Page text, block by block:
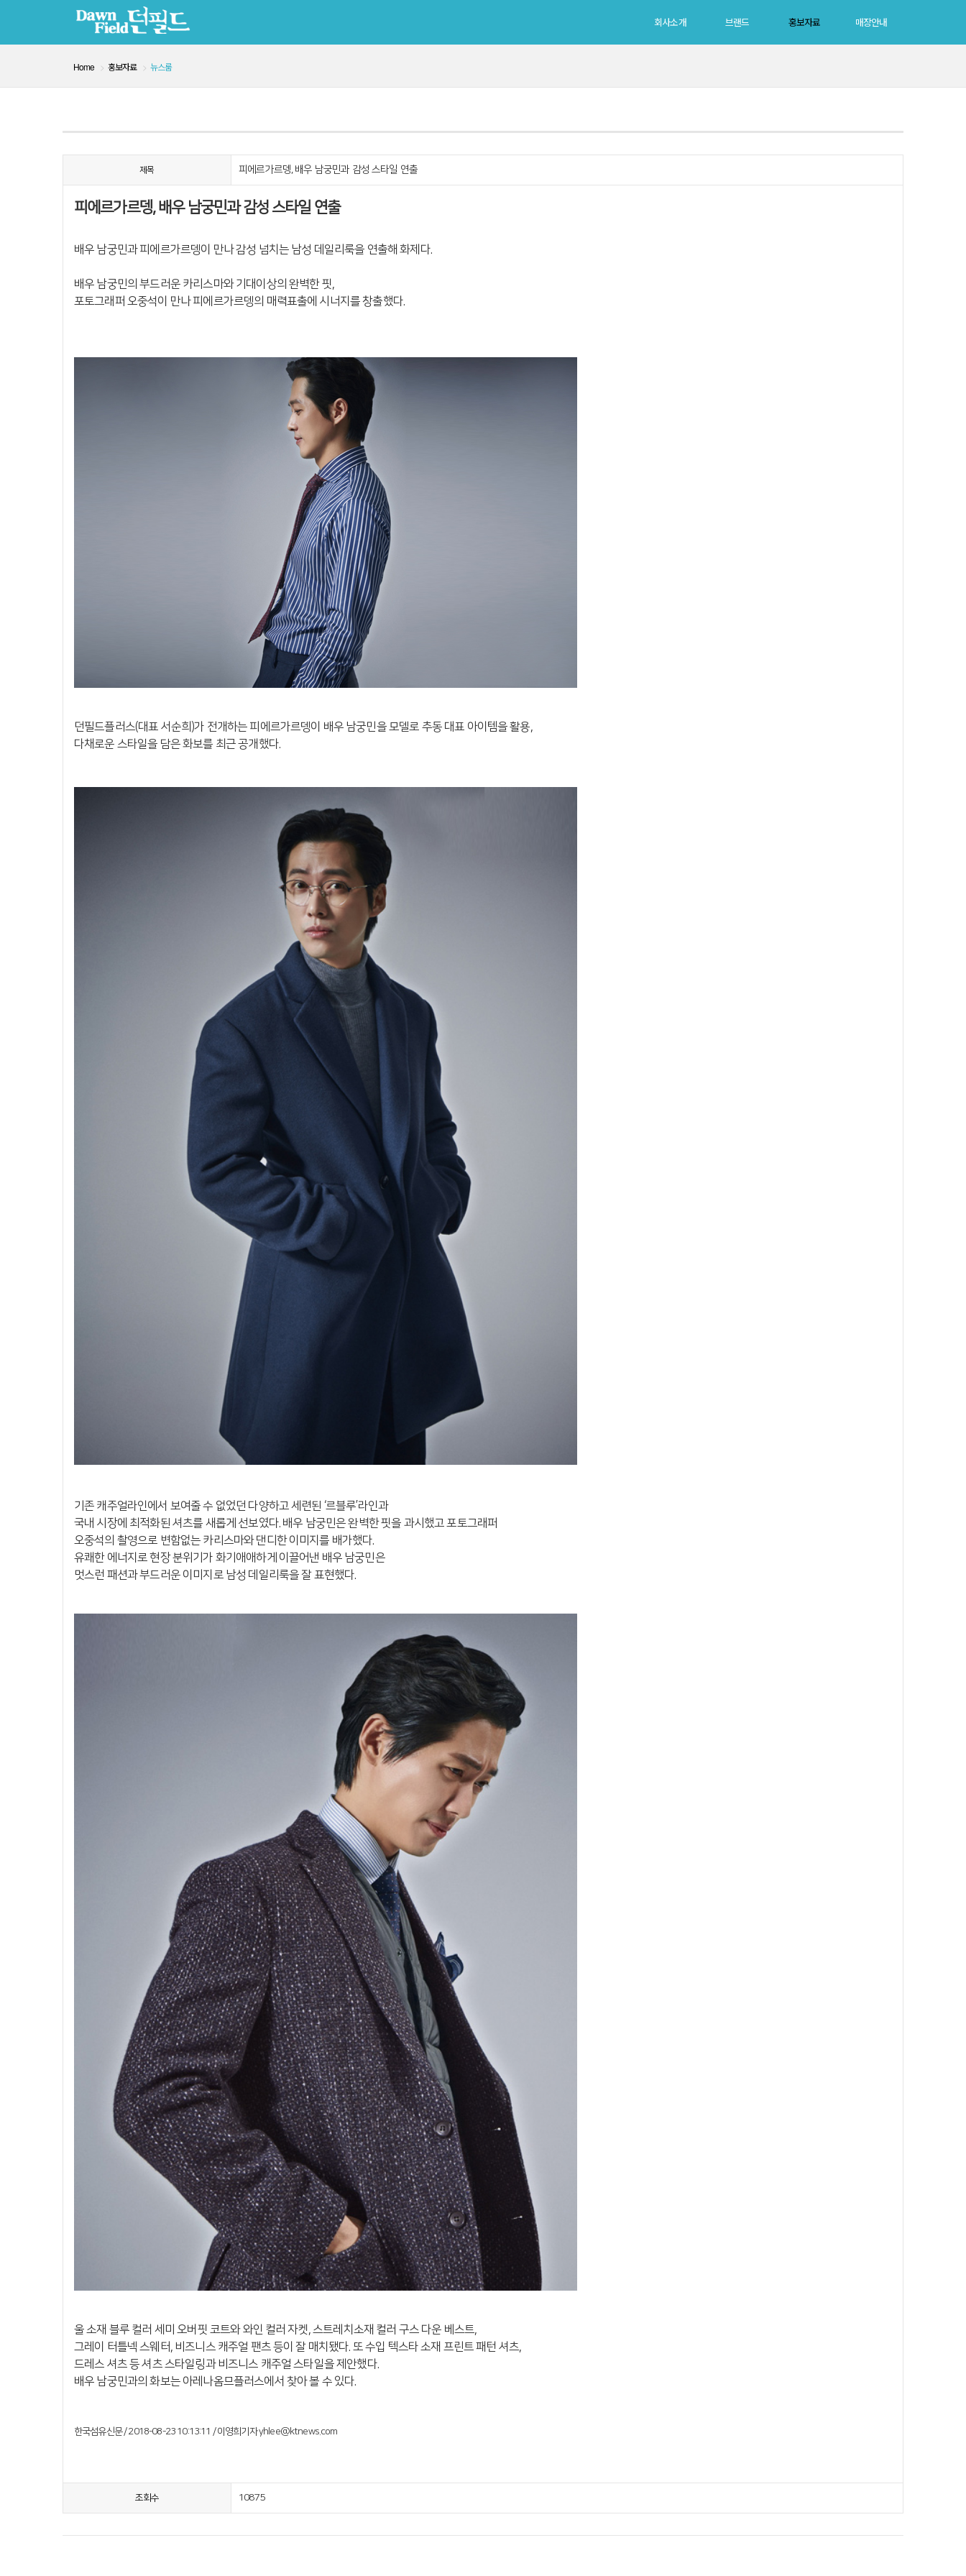
회사소개 브랜드 홍보자료 매장안내
던필드레이디
던필드몰
회사소개 브랜드 홍보자료 매장안내
Home 홍보자료 뉴스룸
제목 피에르가르뎅, 배우 남궁민과 감성 스타일 연출
피에르가르뎅, 배우 남궁민과 감성 스타일 연출
배우 남궁민과 피에르가르뎅이 만나 감성 넘치는 남성 데일리룩을 연출해 화제다.
배우 남궁민의 부드러운 카리스마와 기대이상의 완벽한 핏,
포토그래퍼 오중석이 만나 피에르가르뎅의 매력표출에 시너지를 창출했다.
던필드플러스(대표 서순희)가 전개하는 피에르가르뎅이 배우 남궁민을 모델로 추동 대표 아이템을 활용,
다채로운 스타일을 담은 화보를 최근 공개했다.
기존 캐주얼라인에서 보여줄 수 없었던 다양하고 세련된 ‘르블루’라인과
국내 시장에 최적화된 셔츠를 새롭게 선보였다. 배우 남궁민은 완벽한 핏을 과시했고 포토그래퍼
오중석의 촬영으로 변함없는 카리스마와 댄디한 이미지를 배가했다.
유쾌한 에너지로 현장 분위기가 화기애애하게 이끌어낸 배우 남궁민은
멋스런 패션과부드러운 이미지로 남성 데일리룩을 잘 표현했다.
울 소재 블루 컬러 세미 오버핏 코트와 와인 컬러 자켓, 스트레치소재 컬러 구스 다운 베스트,
그레이 터틀넥 스웨터, 비즈니스 캐주얼 팬츠 등이 잘 매치됐다. 또 수입 텍스타 소재 프린트패턴 셔츠,
드레스 셔츠 등 셔츠 스타일링과 비즈니스 캐주얼 스타일을 제안했다.
배우 남궁민과의 화보는 아레나옴므플러스에서 찾아 볼 수 있다.
한국섬유신문 / 2018-08-23 10:13:11 / 이영희기자 yhlee@ktnews.com
조회수 10875